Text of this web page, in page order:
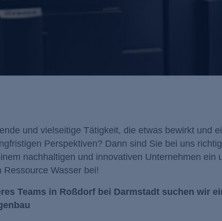
und vielseitige Tätigkeit, die etwas bewirkt und
Perspektiven? Dann sind Sie bei uns
nachhaltigen und innovativen Unternehmen ein
Wasser bei!
Teams in Roßdorf bei Darmstadt suchen wir